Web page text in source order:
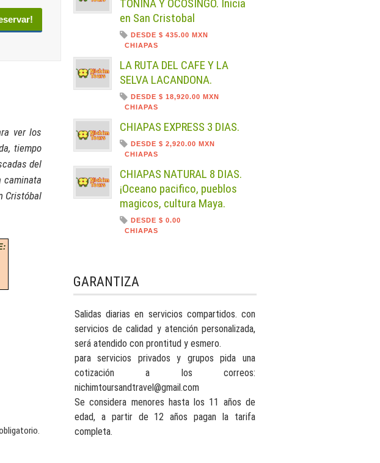
ver los
tiempo
del
caminata
Cristóbal
TONINA Y OCOSINGO. Inicia
en San Cristobal
DESDE $ 435.00 MXN
CHIAPAS
LA RUTA DEL CAFE Y LA
SELVA LACANDONA.
DESDE $ 18,920.00 MXN
CHIAPAS
CHIAPAS EXPRESS 3 DIAS.
DESDE $ 2,920.00 MXN
CHIAPAS
CHIAPAS NATURAL 8 DIAS.
¡Oceano pacifico, pueblos
magicos, cultura Maya.
DESDE $ 0.00
CHIAPAS
GARANTIZA
Salidas diarias en servicios compartidos. con
servicios de calidad y atención personalizada,
será atendido con prontitud y esmero.
para servicios privados y grupos pida una
cotización a los correos:
nichimtoursandtravel@gmail.com
Se considera menores hasta los 11 años de
edad, a partir de 12 años pagan la tarifa
completa.